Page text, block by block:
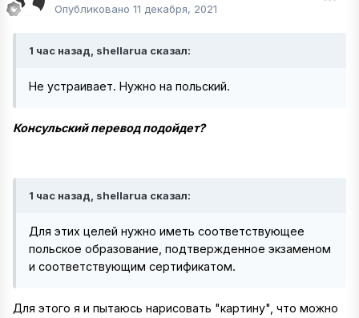
Опубликовано 11 декабря, 2021
1 час назад, shellarua сказал:
Не устраивает. Нужно на польский.
Консульский перевод подойдет?
1 час назад, shellarua сказал:
Для этих целей нужно иметь соответствующее
польское образование, подтвержденное экзаменом
и соответствующим сертификатом.
Для этого я и пытаюсь нарисовать "картину", что можно